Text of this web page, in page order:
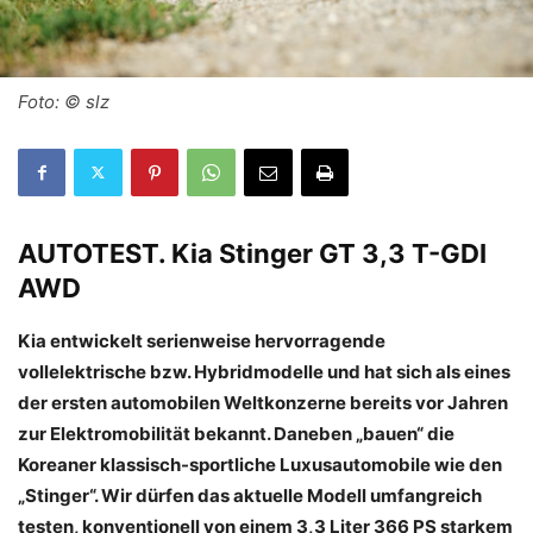
Foto: © slz
AUTOTEST. Kia Stinger GT 3,3 T-GDI
AWD
Kia entwickelt serienweise hervorragende
vollelektrische bzw. Hybridmodelle und hat sich als eines
der ersten automobilen Weltkonzerne bereits vor Jahren
zur Elektromobilität bekannt. Daneben „bauen“ die
Koreaner klassisch-sportliche Luxusautomobile wie den
„Stinger“. Wir dürfen das aktuelle Modell umfangreich
testen, konventionell von einem 3,3 Liter 366 PS starkem